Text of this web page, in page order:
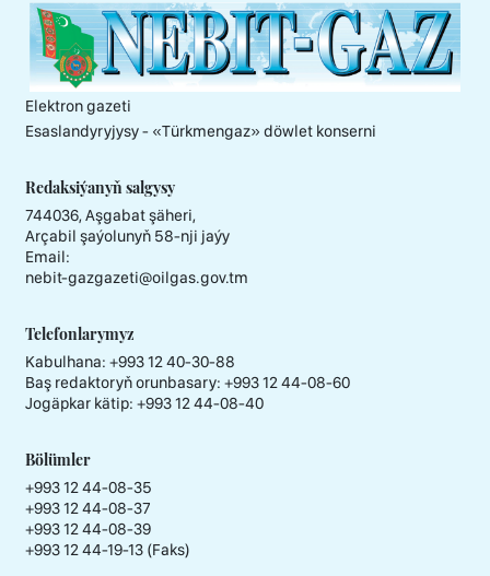
Elektron gazeti
Esaslandyryjysy - «Тürkmengaz» döwlet konserni
Redaksiýanyň salgysy
744036, Aşgabat şäheri,
Arçabil şaýolunyň 58-nji jaýy
Email:
nebit-gazgazeti@oilgas.gov.tm
Telefonlarymyz
Kabulhana: +993 12 40-30-88
Baş redaktoryň orunbasary: +993 12 44-08-60
Jogäpkar kätip: +993 12 44-08-40
Bölümler
+993 12 44-08-35
+993 12 44-08-37
+993 12 44-08-39
+993 12 44-19-13 (Faks)